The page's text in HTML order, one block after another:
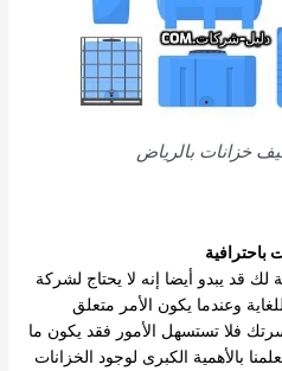
خزانات بالرياض
لك قد يبدو أيضا إنه لا يحتاج لشركة
وعندما يكون الأمر متعلق
فلا تستسهل الأمور فقد يكون ما
بالأهمية الكبرى لوجود الخزانات